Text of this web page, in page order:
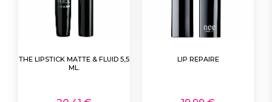
THE LIPSTICK MATTE & FLUID 5,5
ML.
LIP REPAIRE